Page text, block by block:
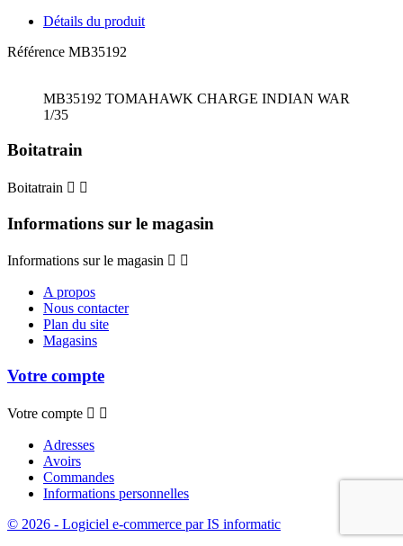
Détails du produit
Référence MB35192
MB35192 TOMAHAWK CHARGE INDIAN WAR
1/35
Boitatrain
Boitatrain  
Informations sur le magasin
Informations sur le magasin  
A propos
Nous contacter
Plan du site
Magasins
Votre compte
Votre compte  
Adresses
Avoirs
Commandes
Informations personnelles
© 2026 - Logiciel e-commerce par IS informatic